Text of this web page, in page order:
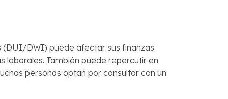
(DUI/DWI) puede afectar sus finanzas
laborales. También puede repercutir en
personas optan por consultar con un